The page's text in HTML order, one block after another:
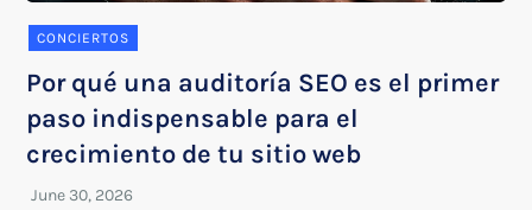
CONCIERTOS
Por qué una auditoría SEO es el primer
paso indispensable para el
crecimiento de tu sitio web